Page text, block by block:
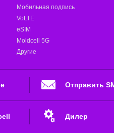
Мобильная подпись
VoLTE
eSIM
Moldcell 5G
Другие
Отправить
Дилер